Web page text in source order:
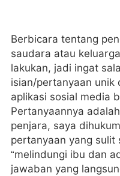
Berbicara tentang
saudara atau
lakukan, jadi ingat
isian/pertanyaan unik
aplikasi sosial media
Pertanyaannya
penjara, saya
pertanyaan yang sulit
“melindungi ibu dan
jawaban yang